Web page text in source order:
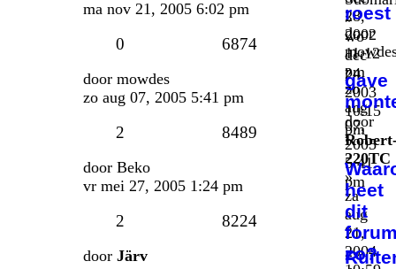
»
wo
dec
24,
2003
10:15
pm
28,
2002
11:12
pm
ma nov 21, 2005 6:02 pm
roest
door
»
zo
aug
07,
2005
5:41
pm
0 6874
door mowdes
zo aug 07, 2005 5:41 pm
gave
door
220TC
»
za
aug
21,
2004
2 8489
door Beko
vr mei 27, 2005 1:24 pm
heet
dit
zo?
2 8224
door Järv